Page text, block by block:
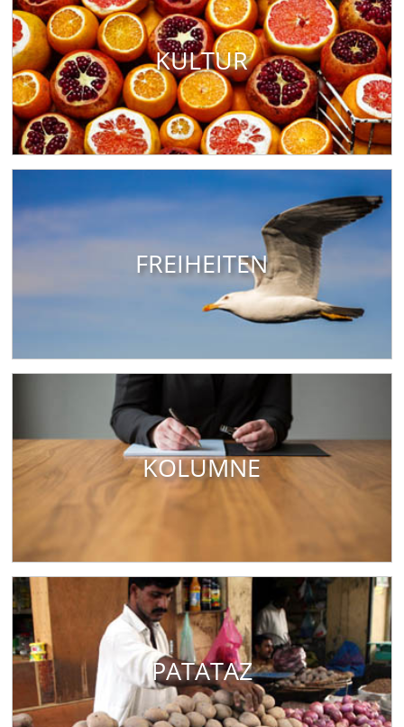
KULTUR
FREIHEITEN
KOLUMNE
PATATAZ